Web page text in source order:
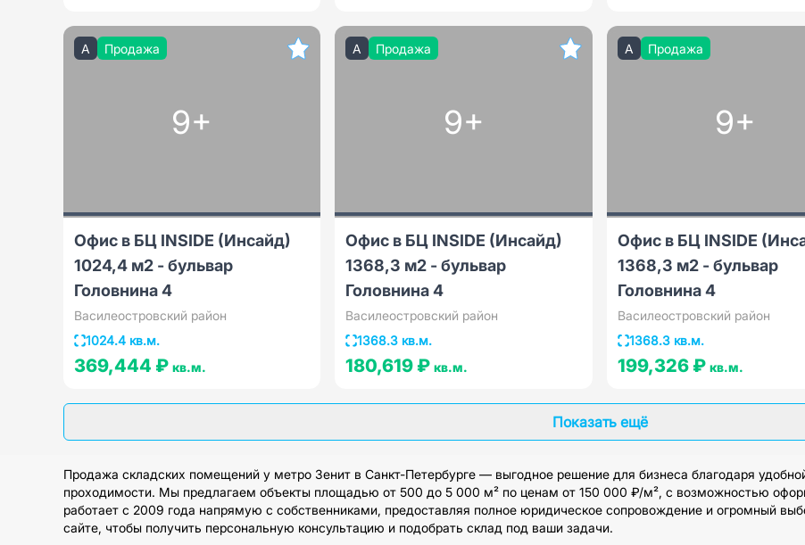
A Продажа
9+
Офис в БЦ INSIDЕ (Инсайд)
1024,4 м2 - бульвар
Головнина 4
Василеостровский район
1024.4 кв.м.
369,444 ₽ кв.м.
A Продажа
9+
Офис в БЦ INSIDЕ (Инсайд)
1368,3 м2 - бульвар
Головнина 4
Василеостровский район
1368.3 кв.м.
180,619 ₽кв.м.
A Продажа
9+
Офис в БЦ INSIDЕ
1368,3 м2 - бульвар
Головнина 4
Василеостровский район
1368.3 кв.м.
199,326 ₽ кв.м.
Показать ещё
Продажа складских помещений у метро Зенит в Санкт-Петербурге — выгодное решение для бизнеса благодаря
проходимости. Мы предлагаем объекты площадью от 500 до 5 000 м² по ценам от 150 000 ₽/м², с возможностью
работает с 2009 года напрямую с собственниками, предоставляя полное юридическое сопровождение и огромный
сайте, чтобы получить персональную консультацию и подобрать склад под ваши задачи.